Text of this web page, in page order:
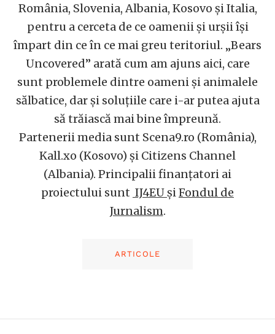
România, Slovenia, Albania, Kosovo și Italia,
pentru a cerceta de ce oamenii și urșii își
împart din ce în ce mai greu teritoriul. „Bears
Uncovered” arată cum am ajuns aici, care
sunt problemele dintre oameni și animalele
sălbatice, dar și soluțiile care i-ar putea ajuta
să trăiască mai bine împreună.
Partenerii media sunt Scena9.ro (România),
Kall.xo (Kosovo) și Citizens Channel
(Albania). Principalii finanțatori ai
proiectului sunt IJ4EUșiFondul de
Jurnalism.
ARTICOLE